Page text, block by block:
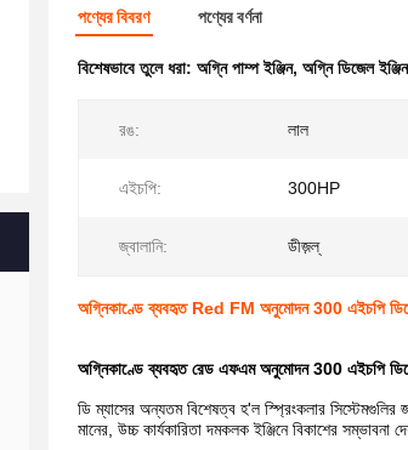
পণ্যের বিবরণ পণ্যের বর্ণনা
বিশেষভাবে তুলে ধরা: অগ্নি পাম্প ইঞ্জিন, অগ্নি ডিজেল ইঞ্জিন
রঙ: লাল
এইচপি: 300HP
জ্বালানি: ডীজ়ল্
অগ্নিকাণ্ডে ব্যবহৃত Red FM অনুমোদন 300 এইচপি
অগ্নিকাণ্ডে ব্যবহৃত রেড এফএম অনুমোদন 300 এইচপি
ডি ম্যাসের অন্যতম বিশেষত্ব হ'ল স্প্রিংকলার সিস্টেমগুলির
মানের, উচ্চ কার্যকারিতা দমকলক ইঞ্জিনে বিকাশের সম্ভাবনা